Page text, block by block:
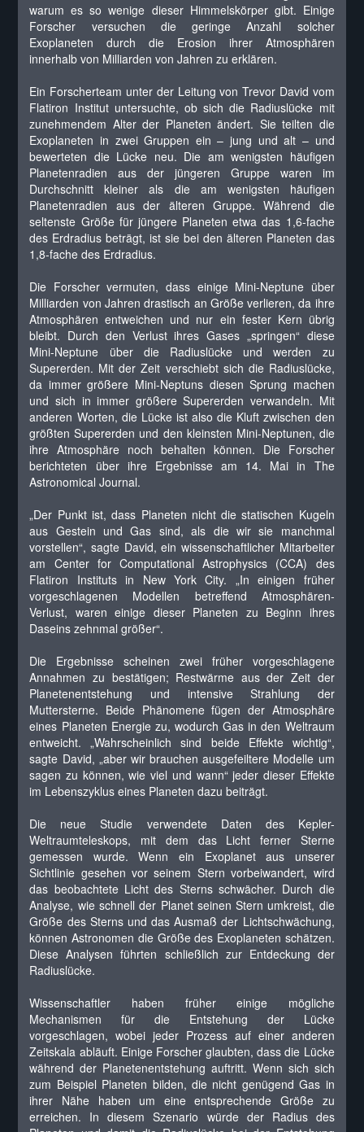
warum es so wenige dieser Himmelskörper gibt. Einige
Forscher versuchen die geringe Anzahl solcher
Exoplaneten durch die Erosion ihrer Atmosphären
innerhalb von Milliarden von Jahren zu erklären.
Ein Forscherteam unter der Leitung von Trevor David vom
Flatiron Institut untersuchte, ob sich die Radiuslücke mit
zunehmendem Alter der Planeten ändert. Sie teilten die
Exoplaneten in zwei Gruppen ein – jung und alt – und
bewerteten die Lücke neu. Die am wenigsten häufigen
Planetenradien aus der jüngeren Gruppe waren im
Durchschnitt kleiner als die am wenigsten häufigen
Planetenradien aus der älteren Gruppe. Während die
seltenste Größe für jüngere Planeten etwa das 1,6-fache
des Erdradius beträgt, ist sie bei den älteren Planeten das
1,8-fache des Erdradius.
Die Forscher vermuten, dass einige Mini-Neptune über
Milliarden von Jahren drastisch an Größe verlieren, da ihre
Atmosphären entweichen und nur ein fester Kern übrig
bleibt. Durch den Verlust ihres Gases „springen“ diese
Mini-Neptune über die Radiuslücke und werden zu
Supererden. Mit der Zeit verschiebt sich die Radiuslücke,
da immer größere Mini-Neptuns diesen Sprung machen
und sich in immer größere Supererden verwandeln. Mit
anderen Worten, die Lücke ist also die Kluft zwischen den
größten Supererden und den kleinsten Mini-Neptunen, die
ihre Atmosphäre noch behalten können. Die Forscher
berichteten über ihre Ergebnisse am 14. Mai in The
Astronomical Journal.
„Der Punkt ist, dass Planeten nicht die statischen Kugeln
aus Gestein und Gas sind, als die wir sie manchmal
vorstellen“, sagte David, ein wissenschaftlicher Mitarbeiter
am Center for Computational Astrophysics (CCA) des
Flatiron Instituts in New York City. „In einigen früher
vorgeschlagenen Modellen betreffend Atmosphären-
Verlust, waren einige dieser Planeten zu Beginn ihres
Daseins zehnmal größer“.
Die Ergebnisse scheinen zwei früher vorgeschlagene
Annahmen zu bestätigen; Restwärme aus der Zeit der
Planetenentstehung und intensive Strahlung der
Muttersterne. Beide Phänomene fügen der Atmosphäre
eines Planeten Energie zu, wodurch Gas in den Weltraum
entweicht. „Wahrscheinlich sind beide Effekte wichtig“,
sagte David, „aber wir brauchen ausgefeiltere Modelle um
sagen zu können, wie viel und wann“ jeder dieser Effekte
im Lebenszyklus eines Planeten dazu beiträgt.
Die neue Studie verwendete Daten des Kepler-
Weltraumteleskops, mit dem das Licht ferner Sterne
gemessen wurde. Wenn ein Exoplanet aus unserer
Sichtlinie gesehen vor seinem Stern vorbeiwandert, wird
das beobachtete Licht des Sterns schwächer. Durch die
Analyse, wie schnell der Planet seinen Stern umkreist, die
Größe des Sterns und das Ausmaß der Lichtschwächung,
können Astronomen die Größe des Exoplaneten schätzen.
Diese Analysen führten schließlich zur Entdeckung der
Radiuslücke.
Wissenschaftler haben früher einige mögliche
Mechanismen für die Entstehung der Lücke
vorgeschlagen, wobei jeder Prozess auf einer anderen
Zeitskala abläuft. Einige Forscher glaubten, dass die Lücke
während der Planetenentstehung auftritt. Wenn sich sich
zum Beispiel Planeten bilden, die nicht genügend Gas in
ihrer Nähe haben um eine entsprechende Größe zu
erreichen. In diesem Szenario würde der Radius des